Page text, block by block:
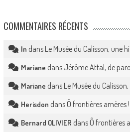
COMMENTAIRES RÉCENTS
In dans Le Musée du Calisson, une
Mariane dans Jérôme Attal, de
Mariane dans Le Musée du
Herisdon dans Ô frontières amères !
Bernard OLIVIER dans Ô frontières